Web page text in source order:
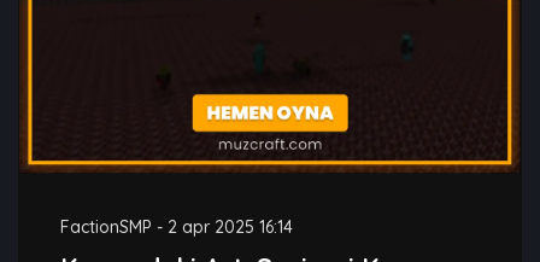
FactionSMP - 2 apr 2025 16:14